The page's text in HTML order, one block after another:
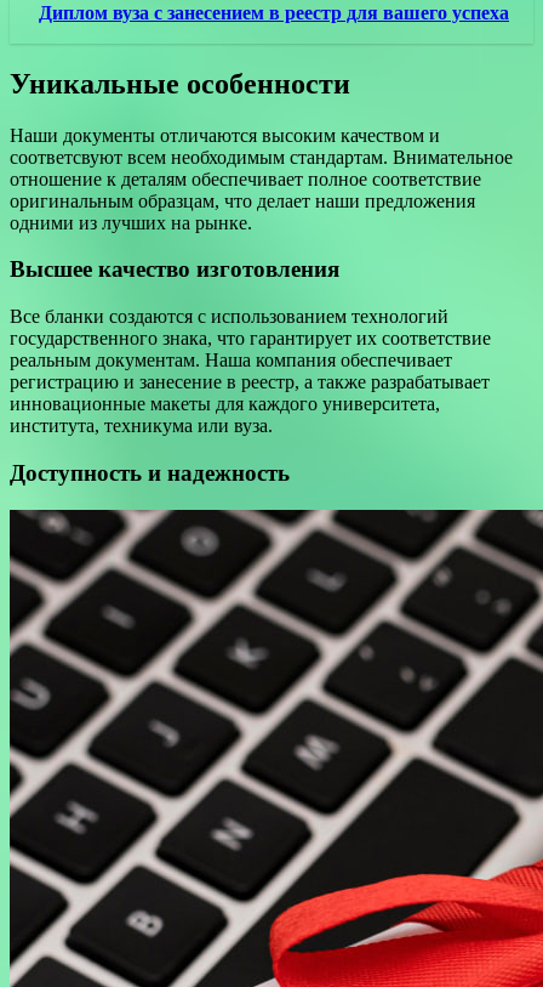
Диплом вуза с занесением в реестр для вашего успеха
Уникальные особенности
Наши документы отличаются высоким качеством и
соответсвуют всем необходимым стандартам. Внимательное
отношение к деталям обеспечивает полное соответствие
оригинальным образцам, что делает наши предложения
одними из лучших на рынке.
Высшее качество изготовления
Все бланки создаются с использованием технологий
государственного знака, что гарантирует их соответствие
реальным документам. Наша компания обеспечивает
регистрацию и занесение в реестр, а также разрабатывает
инновационные макеты для каждого университета,
института, техникума или вуза.
Доступность и надежность